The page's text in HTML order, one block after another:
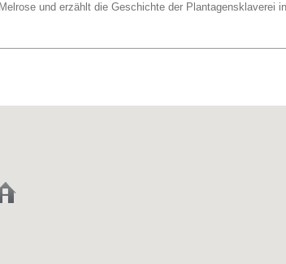
und erzählt die Geschichte der Plantagensklaverei